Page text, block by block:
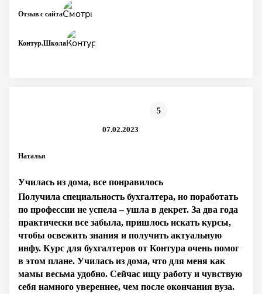
Контур.Школа
Отзыв с сайта
Наталья
5
07.02.2023
Училась из дома, все понравилось
Получила специальность бухгалтера, но поработать
по профессии не успела – ушла в декрет. За два года
практически все забыла, пришлось искать курсы,
чтобы освежить знания и получить актуальную
инфу. Курс для бухгалтеров от Контура очень помог
в этом плане. Училась из дома, что для меня как
мамы весьма удобно. Сейчас ищу работу и чувствую
себя намного увереннее, чем после окончания вуза.